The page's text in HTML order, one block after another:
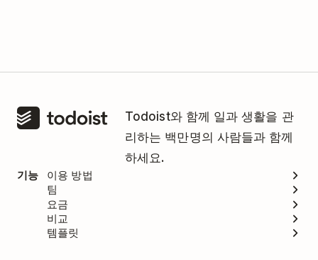
Todoist와 함께 일과 생활을 관
리하는 백만명의 사람들과 함께
하세요.
기능
이용 방법
팀
요금
비교
템플릿